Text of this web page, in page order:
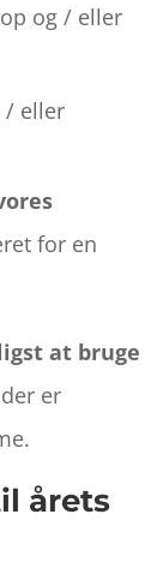
og / eller
/ eller
for en
at bruge
er
årets